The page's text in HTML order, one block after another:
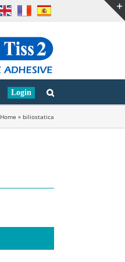
Login
Home » biliostatica